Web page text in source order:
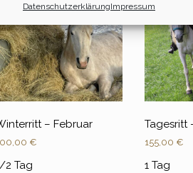
DatenschutzerklärungImpressum
– Februar
€
2 Tag
Tagesritt
155,00 €
1 Tag